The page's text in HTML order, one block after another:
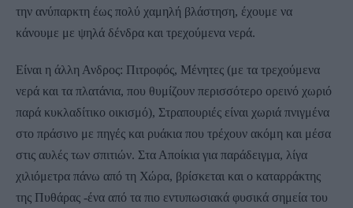
την ανύπαρκτη έως πολύ χαμηλή βλάστηση, έχουμε να
κάνουμε με ψηλά δένδρα και τρεχούμενα νερά.
Είναι η άλλη Ανδρος: Πιτροφός, Μένητες (με τα τρεχούμενα
νερά και τα πλατάνια, που θυμίζουν περισσότερο ορεινό χωριό
παρά κυκλαδίτικο οικισμό), Στραπουριές είναι χωριά πνιγμένα
στο πράσινο με πηγές και ρυάκια που τρέχουν ακόμη και μέσα
στις αυλές των σπιτιών. Στα Αποίκια για παράδειγμα, λίγα
χιλιόμετρα πάνω από τη Χώρα, βρίσκεται και ο καταρράκτης
της Πυθάρας -ένα από τα πιο εντυπωσιακά φυσικά σημεία του